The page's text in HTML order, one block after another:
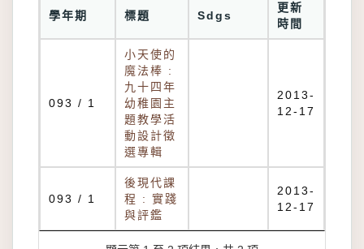
學年期 標題 Sdgs
更新
時間
093 / 1
小天使的
魔法棒 :
九十四年
幼稚園主
題教學活
動設計徵
選專輯
2013-
12-17
093 / 1
後現代課
程 : 實踐
與評鑑
2013-
12-17